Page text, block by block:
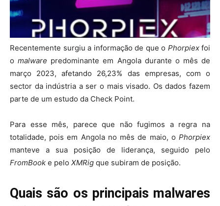
Recentemente surgiu a informação de que o Phorpiexfoi
omalware predominante em Angola durante o mês de
março 2023, afetando 26,23% das empresas, com o
sector da indústria a ser o mais visado. Os dados fazem
parte de um estudo da Check Point.
Para esse mês, parece que não fugimos a regra na
totalidade, pois em Angola no mês de maio, o Phorpiex
manteve a sua posição de liderança, seguido pelo
FromBook e pelo XMRig que subiram de posição.
Quais são os principais malwares